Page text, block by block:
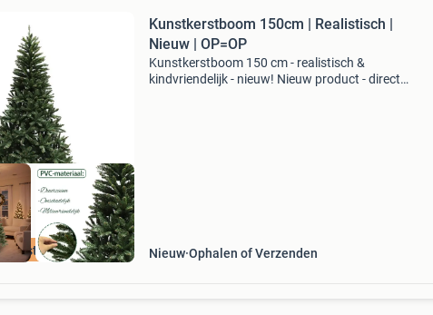
beste prijs
Kunstkerstboom 150cm | Realistisch |
Nieuw | OP=OP
Kunstkerstboom 150 cm - realistisch &
kindvriendelijk - nieuw! Nieuw product - direct
Nieuw Ophalen of Verzenden